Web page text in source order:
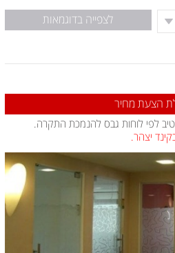
לצפייה בדוגמאות
הצעת מחיר
לפי לוחות גבס להנמכת התקרה.
יצהר.